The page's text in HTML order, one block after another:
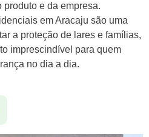
e da empresa.
em Aracaju são uma
a proteção de lares e famílias,
imprescindível para quem
no dia a dia.